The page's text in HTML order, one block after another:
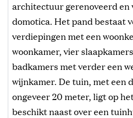
architectuur gerenoveerd en
domotica. Het pand bestaat
verdiepingen met een
woonkamer, vier
badkamers met verder een
wijnkamer. De tuin, met een
ongeveer 20 meter, ligt op
beschikt naast over een